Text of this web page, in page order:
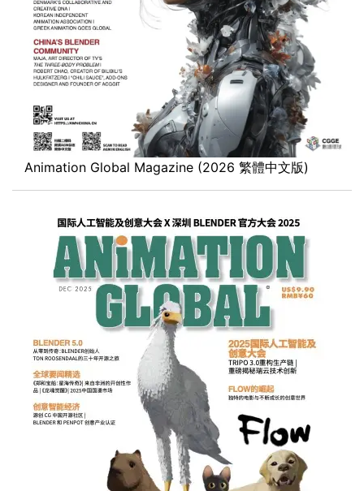
Animation Global Magazine (2026 繁體中文版)